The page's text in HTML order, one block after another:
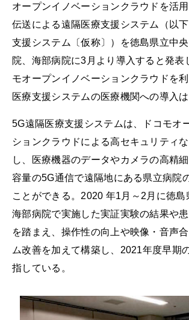
オープンイノベーションクラウドを活
伝送による遠隔医療支援システム（以
支援システム〔仮称〕）を徳島県立中
院、海部病院に3月より導入すると発表
モオープンイノベーションクラウドを
医療支援システムの医療機関への導入は
5G遠隔医療支援システムは、ドコモオ
ションクラウドによる高セキュリティ
し、医療機器のデータやカメラの高精
容量の5G通信で遠隔地にある県立病院
ことができる。2020 年1月～2月に徳島
海部病院で実施した実証実験の結果や
を踏まえ、操作性の向上や映像・音声
ム改善を加えて構築し、2021年度早期
指している。